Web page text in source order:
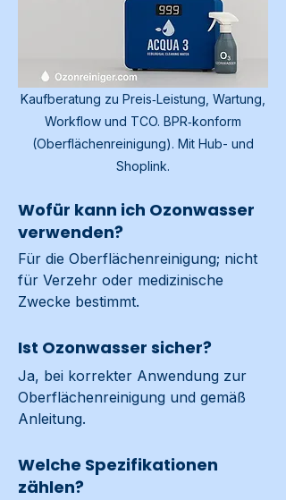
Kaufberatung zu Preis‑Leistung, Wartung,
Workflow und TCO. BPR‑konform
(Oberflächenreinigung). Mit Hub- und
Shoplink.
Wofür kann ich Ozonwasser
verwenden?
Für die Oberflächenreinigung; nicht
für Verzehr oder medizinische
Zwecke bestimmt.
Ist Ozonwasser sicher?
Ja, bei korrekter Anwendung zur
Oberflächenreinigung und gemäß
Anleitung.
Welche Spezifikationen
zählen?